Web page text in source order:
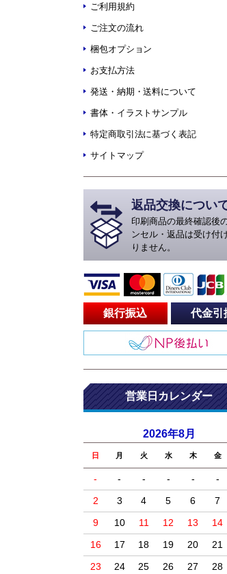
ご利用規約
ご注文の流れ
梱包オプション
お支払方法
発送・納期・送料について
書体・イラストサンプル
特定商取引法に基づく表記
サイトマップ
返品交換につい
印刷商品の最終確認後
ンセル・返品は受け付
りません。
銀行振込 代金引
営業日カレンダー
2026年8月
日 月 火 水 木 金
- - - - - -
2
3 4 5 6 7
9
10 11 12 13 14
16
17 18 19 20 21
23
24 25 26 27 28